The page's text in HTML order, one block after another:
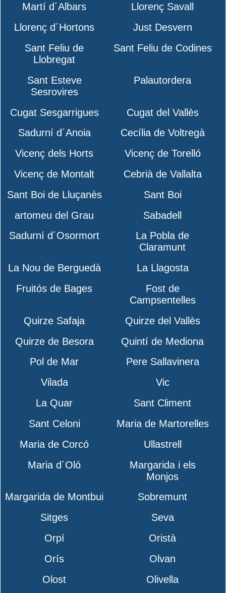
Martí d´Albars
Llorenç Savall
Llorenç d´Hortons
Just Desvern
Sant Feliu de
Llobregat
Sant Feliu de Codines
Sant Esteve
Sesrovires
Palautordera
Cugat Sesgarrigues
Cugat del Vallès
Sadurní d´Anoia
Cecília de Voltregà
Vicenç dels Horts
Vicenç de Torelló
Vicenç de Montalt
Cebrià de Vallalta
Sant Boi de Lluçanès
Sant Boi
artomeu del Grau
Sabadell
Sadurní d´Osormort
La Pobla de
Claramunt
La Nou de Berguedà
La Llagosta
Fruitós de Bages
Fost de
Campsentelles
Quirze Safaja
Quirze del Vallès
Quirze de Besora
Quintí de Mediona
Pol de Mar
Pere Sallavinera
Vilada
Vic
La Quar
Sant Climent
Sant Celoni
Maria de Martorelles
Maria de Corcó
Ullastrell
Maria d´Oló
Margarida i els
Monjos
Margarida de Montbui
Sobremunt
Sitges
Seva
Orpí
Oristà
Orís
Olvan
Olost
Olivella